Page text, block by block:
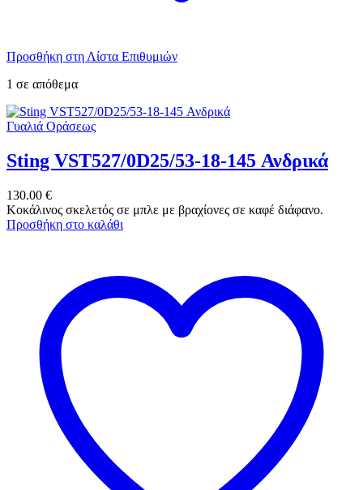
Προσθήκη στη Λίστα Επιθυμιών
1 σε απόθεμα
Γυαλιά Οράσεως
Sting VST527/0D25/53-18-145 Ανδρικά
130.00 €
Κοκάλινος σκελετός σε μπλε με βραχίονες σε καφέ διάφανο.
Προσθήκη στο καλάθι